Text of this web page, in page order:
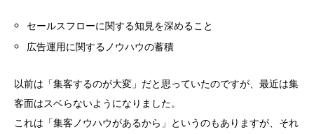
セールスフローに関する知見を深めること
広告運用に関するノウハウの蓄積
以前は「集客するのが大変」だと思っていたのですが、最近は集
客面はスベらないようになりました。
これは「集客ノウハウがあるから」というのもありますが、それ